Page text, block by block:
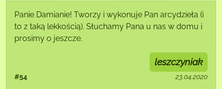
Panie Damianie! Tworzy i wykonuje Pan arcydzieła (i
to z taką lekkością). Słuchamy Pana u nas w domu i
prosimy o jeszcze.
#54
leszczyniak
23.04.2020